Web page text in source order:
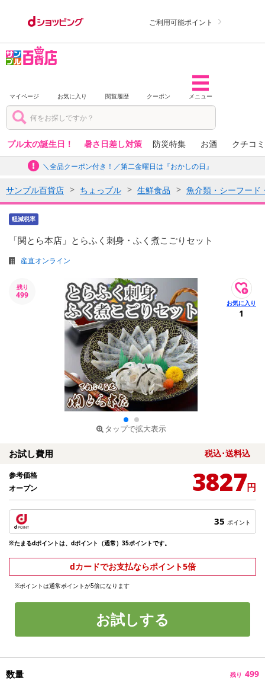
ご利用可能ポイント
マイページ お気に入り 閲覧履歴 クーポン メニュー
プル太の誕生日！ 暑さ日差し対策 防災特集 お酒 クチコ
＼全品クーポン付き！／第二金曜日は『おかしの日』
サンプル百貨店 ちょっプル 生鮮食品 魚介類・シーフード
軽減税率
「関とら本店」とらふく刺身・ふく煮こごりセット
産直オンライン
残り
499
タップで拡大表示
1
お試し費用 税込･送料込
参考価格
オープン
3827円
35 ポイント
※たまるdポイントは、dポイント（通常）35ポイントです。
dカードでお支払ならポイント5倍
※ポイントは通常ポイントが5倍になります
お試しする
数量 残り 499